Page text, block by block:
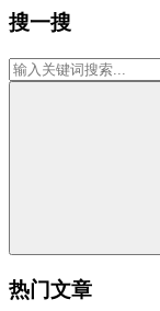
搜一搜
热门文章